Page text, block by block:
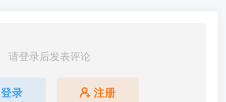
请登录后发表评论
登录 注册